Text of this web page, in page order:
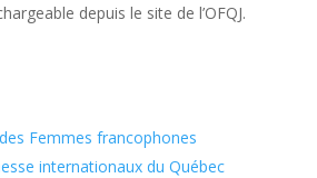
depuis le site de l’OFQJ.
Femmes francophones
internationaux du Québec